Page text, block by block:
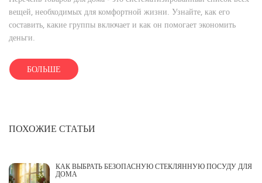
вещей, необходимых для комфортной жизни. Узнайте, как его
составить, какие группы включает и как он помогает экономить
деньги.
БОЛЬШЕ
ПОХОЖИЕ СТАТЬИ
КАК ВЫБРАТЬ БЕЗОПАСНУЮ СТЕКЛЯННУЮ ПОСУДУ ДЛЯ
ДОМА